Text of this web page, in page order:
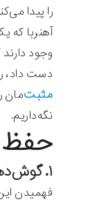
را پیدا
آهنربا که
وجود
دست داد،
مثبت‌مان
نگه‌داریم.
حفظ
۱. گوش‌دهید
فهمیدن